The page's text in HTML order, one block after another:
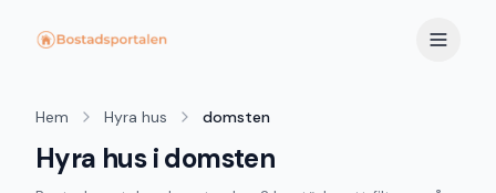
Hem Hyra hus domsten
Hyra hus i domsten